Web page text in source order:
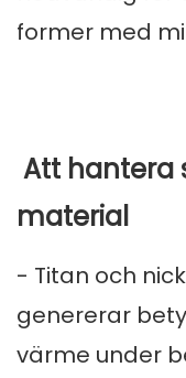
former med
Att hantera
material
- Titan och
genererar
värme under